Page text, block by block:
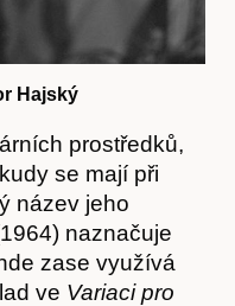
Hajský
prostředků,
se mají při
název jeho
naznačuje
zase využívá
ve Variaci pro